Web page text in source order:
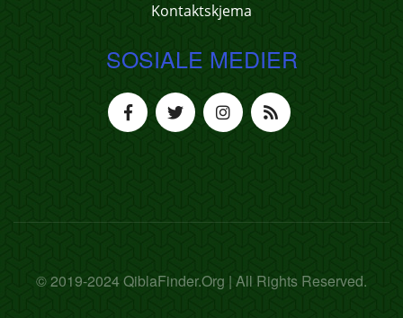
Kontaktskjema
SOSIALE MEDIER
© 2019-2024 QiblaFinder.Org | All Rights Reserved.